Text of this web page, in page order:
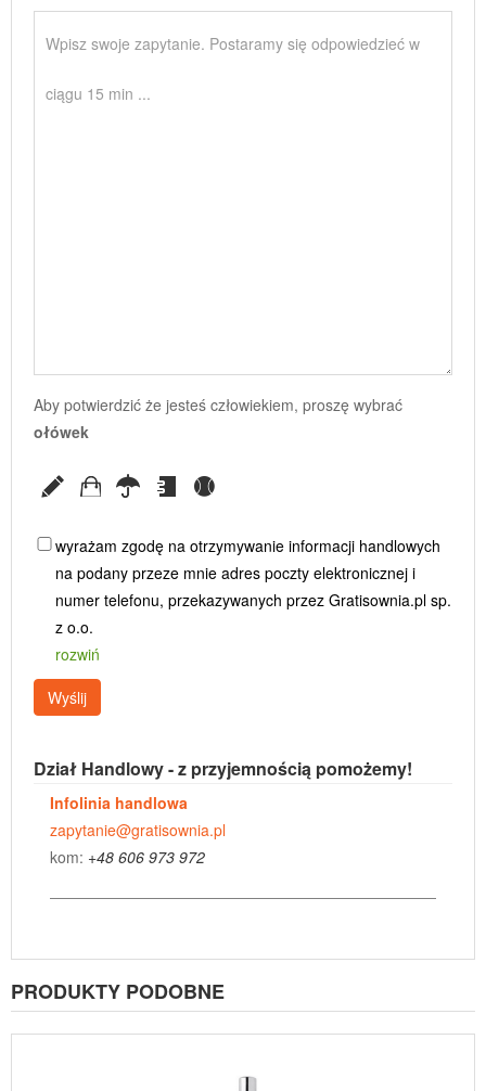
Aby potwierdzić że jesteś człowiekiem, proszę wybrać
ołówek
wyrażam zgodę na otrzymywanie informacji handlowych
na podany przeze mnie adres poczty elektronicznej i
numer telefonu, przekazywanych przez Gratisownia.pl sp.
z o.o.
rozwiń
Wyślij
Dział Handlowy - z przyjemnością pomożemy!
Infolinia handlowa
zapytanie@gratisownia.pl
kom: +48 606 973 972
PRODUKTY PODOBNE